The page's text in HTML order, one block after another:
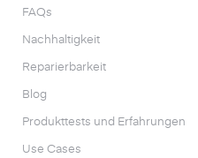
FAQs
Nachhaltigkeit
Reparierbarkeit
Blog
Produkttests und Erfahrungen
Use Cases